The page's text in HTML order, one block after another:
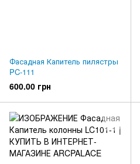
Фасадная Капитель пилястры
PC-111
600.00 грн